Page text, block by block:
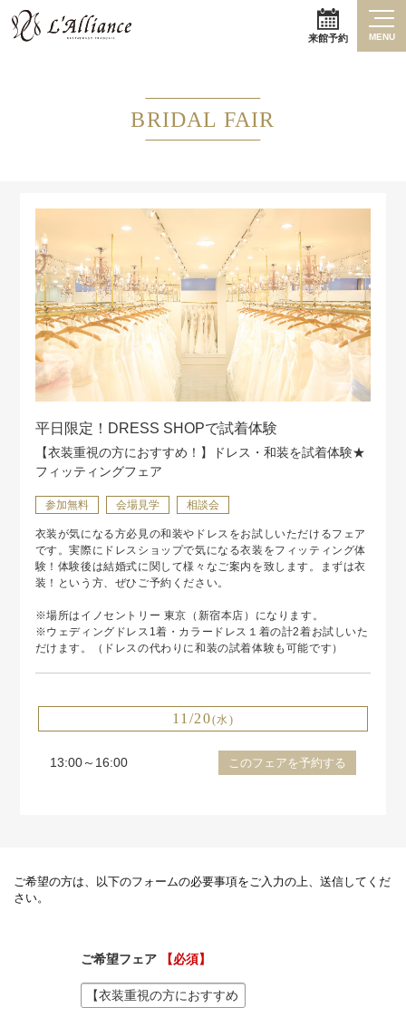
来館予約 MENU
BRIDAL FAIR
平日限定！DRESS SHOPで試着体験
【衣装重視の方におすすめ！】ドレス・和装を試着体験★
フィッティングフェア
参加無料 会場見学 相談会
衣装が気になる方必見の和装やドレスをお試しいただけるフェア
です。実際にドレスショップで気になる衣装をフィッティング体
験！体験後は結婚式に関して様々なご案内を致します。まずは衣
装！という方、ぜひご予約ください。
※場所はイノセントリー 東京（新宿本店）になります。
※ウェディングドレス1着・カラードレス１着の計2着お試しいた
だけます。（ドレスの代わりに和装の試着体験も可能です）
11/20(水)
13:00～16:00 このフェアを予約する